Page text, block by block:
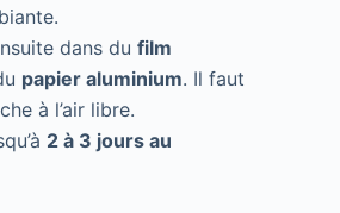
dans du film
papier aluminium. Il faut
à l’air libre.
2 à 3 jours au